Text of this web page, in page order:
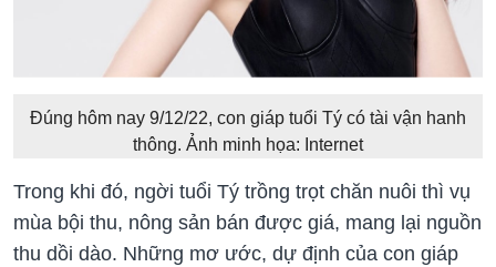
Đúng hôm nay 9/12/22, con giáp tuổi Tý có tài vận hanh
thông. Ảnh minh họa: Internet
Trong khi đó, ngời tuổi Tý trồng trọt chăn nuôi thì vụ
mùa bội thu, nông sản bán được giá, mang lại nguồn
thu dồi dào. Những mơ ước, dự định của con giáp